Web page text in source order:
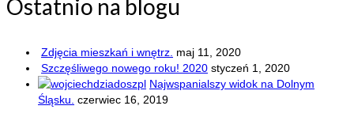
Ostatnio na blogu
Zdjęcia mieszkań i wnętrz. maj 11, 2020
Szczęśliwego nowego roku! 2020 styczeń 1, 2020
Najwspanialszy widok na Dolnym
Śląsku. czerwiec 16, 2019